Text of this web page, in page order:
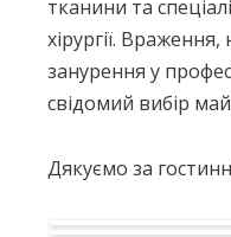
тканини та
хірургії.
занурення у
свідомий вибір
Дякуємо за